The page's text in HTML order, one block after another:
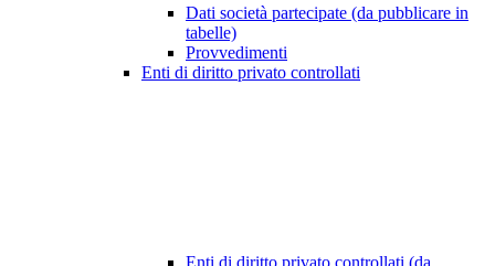
Dati società partecipate (da pubblicare in
tabelle)
Provvedimenti
Enti di diritto privato controllati